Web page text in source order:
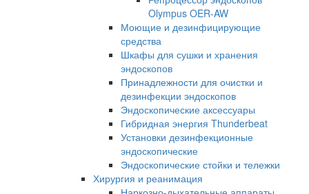
Olympus OER-AW
Моющие и дезинфицирующие
средства
Шкафы для сушки и хранения
эндоскопов
Принадлежности для очистки и
дезинфекции эндоскопов
Эндоскопические аксессуары
Гибридная энергия Thunderbeat
Установки дезинфекционные
эндоскопические
Эндоскопические стойки и тележки
Хирургия и реанимация